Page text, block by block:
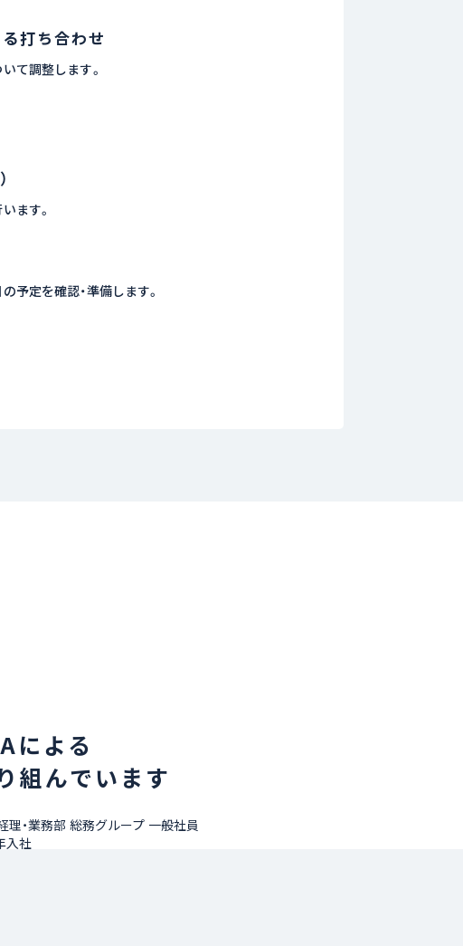
打ち合わせ
て調整します。
ます。
予定を確認・準備します。
による
組んでいます
理・業務部 総務グループ 一般社員
入社